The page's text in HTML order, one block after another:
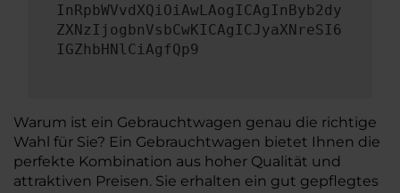
InRpbWVvdXQiOiAwLAogICAgInByb2dy
ZXNzIjogbnVsbCwKICAgICJyaXNreSI6
IGZhbHNlCiAgfQp9
Warum ist ein Gebrauchtwagen genau die richtige
Wahl für Sie? Ein Gebrauchtwagen bietet Ihnen die
perfekte Kombination aus hoher Qualität und
attraktiven Preisen. Sie erhalten ein gut gepflegtes